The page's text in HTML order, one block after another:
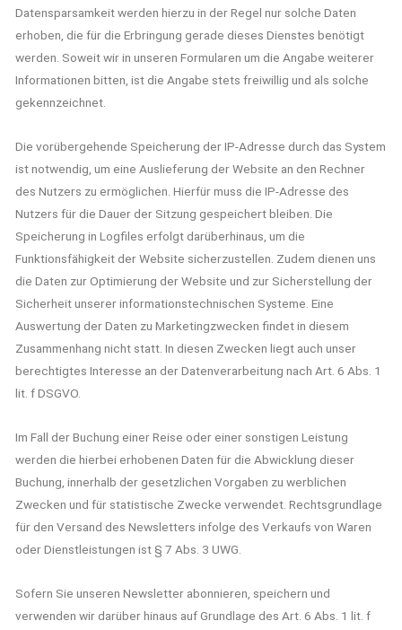
Datensparsamkeit werden hierzu in der Regel nur solche Daten
erhoben, die für die Erbringung gerade dieses Dienstes benötigt
werden. Soweit wir in unseren Formularen um die Angabe weiterer
Informationen bitten, ist die Angabe stets freiwillig und als solche
gekennzeichnet.
Die vorübergehende Speicherung der IP-Adresse durch das System
ist notwendig, um eine Auslieferung der Website an den Rechner
des Nutzers zu ermöglichen. Hierfür muss die IP-Adresse des
Nutzers für die Dauer der Sitzung gespeichert bleiben. Die
Speicherung in Logfiles erfolgt darüberhinaus, um die
Funktionsfähigkeit der Website sicherzustellen. Zudem dienen uns
die Daten zur Optimierung der Website und zur Sicherstellung der
Sicherheit unserer informationstechnischen Systeme. Eine
Auswertung der Daten zu Marketingzwecken findet in diesem
Zusammenhang nicht statt. In diesen Zwecken liegt auch unser
berechtigtes Interesse an der Datenverarbeitung nach Art. 6 Abs. 1
lit. f DSGVO.
Im Fall der Buchung einer Reise oder einer sonstigen Leistung
werden die hierbei erhobenen Daten für die Abwicklung dieser
Buchung, innerhalb der gesetzlichen Vorgaben zu werblichen
Zwecken und für statistische Zwecke verwendet. Rechtsgrundlage
für den Versand des Newsletters infolge des Verkaufs von Waren
oder Dienstleistungen ist § 7 Abs. 3 UWG.
Sofern Sie unseren Newsletter abonnieren, speichern und
verwenden wir darüber hinaus auf Grundlage des Art. 6 Abs. 1 lit. f